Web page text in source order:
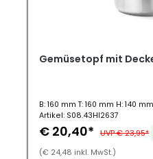
Gemüsetopf mit
B: 160 mm T: 160 mm H: 140 mm
Artikel: S08.43HI2637
€ 20,40* UVP € 23,95*
(€ 24,48 inkl. MwSt.)